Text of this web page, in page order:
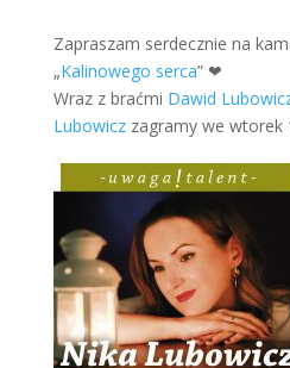
Zapraszam serdecznie na
„Kalinowego serca” ❤
Wraz z braćmi Dawid
Lubowiczzagramy we wtorek